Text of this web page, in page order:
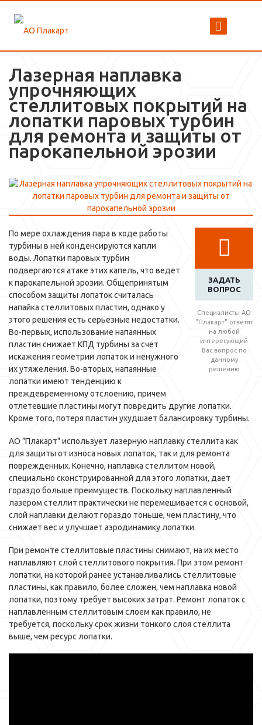
Лазерная наплавка
упрочняющих
стеллитовых покрытий на
лопатки паровых турбин
для ремонта и защиты от
парокапельной эрозии
ЗАДАТЬ
ВОПРОС
Специалисты АО
"Плакарт" ответят
на любой
интересующий
Вас вопрос по
данному
решению
По мере охлаждения пара в ходе работы
турбины в ней конденсируются капли
воды. Лопатки паровых турбин
подвергаются атаке этих капель, что ведет
к парокапельной эрозии. Общепринятым
способом защиты лопаток считалась
напайка стеллитовых пластин, однако у
этого решения есть серьезные недостатки.
Во-первых, использование напаянных
пластин снижает КПД турбины за счет
искажения геометрии лопаток и ненужного
их утяжеления. Во-вторых, напаянные
лопатки имеют тенденцию к
преждевременному отслоению, причем
отлетевшие пластины могут повредить другие лопатки.
Кроме того, потеря пластин ухудшает балансировку турбины.
АО "Плакарт" использует лазерную наплавку стеллита как
для защиты от износа новых лопаток, так и для ремонта
поврежденных. Конечно, наплавка стеллитом новой,
специально сконструированной для этого лопатки, дает
гораздо больше преимуществ. Поскольку наплавленный
лазером стеллит практически не перемешивается с основой,
слой наплавки делают гораздо тоньше, чем пластину, что
снижает вес и улучшает аэродинамику лопатки.
При ремонте стеллитовые пластины снимают, на их место
наплавляют слой стеллитового покрытия. При этом ремонт
лопатки, на которой ранее устанавливались стеллитовые
пластины, как правило, более сложен, чем наплавка новой
лопатки, поэтому требует высоких затрат. Ремонт лопаток с
наплавленным стеллитовым слоем как правило, не
требуется, поскольку срок жизни тонкого слоя стеллита
выше, чем ресурс лопатки.